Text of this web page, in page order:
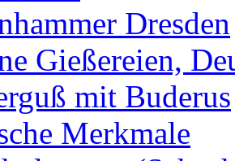
Dresden
Gießereien,
mit Buderus
Merkmale